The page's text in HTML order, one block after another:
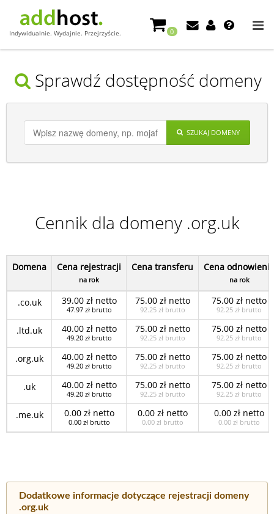
Indywidualnie. Wydajnie. Przejrzyście. 0
Sprawdź dostępność domeny
SZUKAJ DOMENY
Cennik dla domeny .org.uk
Domena Cena rejestracji
na rok
Cena transferu Cena odnowienia
na rok
.co.uk 39.00 zł netto
47.97 zł brutto
75.00 zł netto
92.25 zł brutto
75.00 zł netto
92.25 zł brutto
.ltd.uk 40.00 zł netto
49.20 zł brutto
75.00 zł netto
92.25 zł brutto
75.00 zł netto
92.25 zł brutto
.org.uk 40.00 zł netto
49.20 zł brutto
75.00 zł netto
92.25 zł brutto
75.00 zł netto
92.25 zł brutto
.uk 40.00 zł netto
49.20 zł brutto
75.00 zł netto
92.25 zł brutto
75.00 zł netto
92.25 zł brutto
.me.uk 0.00 zł netto
0.00 zł brutto
0.00 zł netto
0.00 zł brutto
0.00 zł netto
0.00 zł brutto
Dodatkowe informacje dotyczące rejestracji domeny
.org.uk